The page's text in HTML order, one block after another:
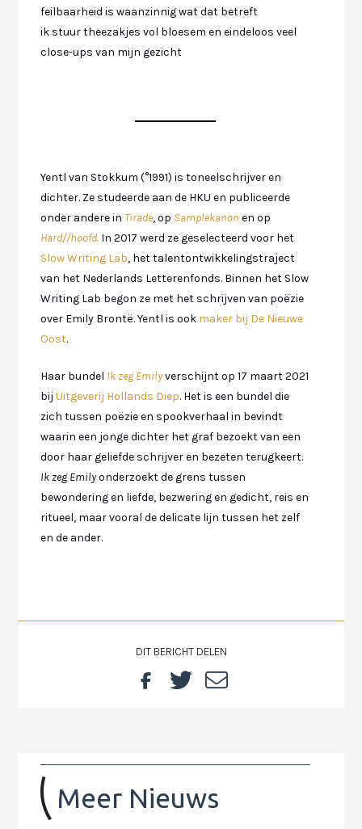
feilbaarheid is waanzinnig wat dat betreft
ik stuur theezakjes vol bloesem en eindeloos veel
close-ups van mijn gezicht
Yentl van Stokkum (°1991) is toneelschrijver en
dichter. Ze studeerde aan de HKU en publiceerde
onder andere inTirade, op Samplekanon en op
Hard//hoofd. In 2017 werd ze geselecteerd voor het
Slow Writing Lab, het talentontwikkelingstraject
van het Nederlands Letterenfonds. Binnen het Slow
Writing Lab begon ze met het schrijven van poëzie
over Emily Brontë. Yentl is ook maker bij De Nieuwe
Oost.
Haar bundel Ik zeg Emilyverschijnt op 17 maart 2021
bijUitgeverij Hollands Diep. Het is een bundel die
zich tussen poëzie en spookverhaal in bevindt
waarin een jonge dichter het graf bezoekt van een
door haar geliefde schrijver en bezeten terugkeert.
Ik zeg Emilyonderzoekt de grens tussen
bewondering en liefde, bezwering en gedicht, reis en
ritueel, maar vooral de delicate lijn tussen het zelf
en de ander.
DIT BERICHT DELEN
Meer Nieuws